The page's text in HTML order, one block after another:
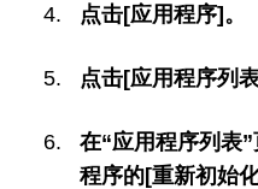
点击[应用程序]。
点击[应用程序列表
在“应用程序列表
程序的[重新初始化